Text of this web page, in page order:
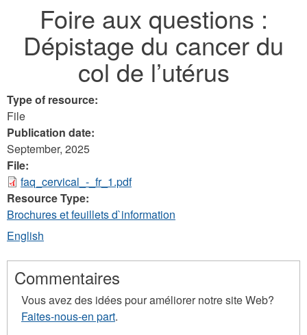
here
Foire aux questions :
Dépistage du cancer du
col de l’utérus
Type of resource:
File
Publication date:
September, 2025
File:
faq_cervical_-_fr_1.pdf
Resource Type:
Brochures et feuillets d`information
English
Commentaires
Vous avez des idées pour améliorer notre site Web?
Faites-nous-en part.